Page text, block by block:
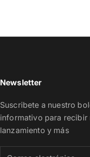
Newsletter
Suscribete a nuestro
informativo para recibir
lanzamiento y más